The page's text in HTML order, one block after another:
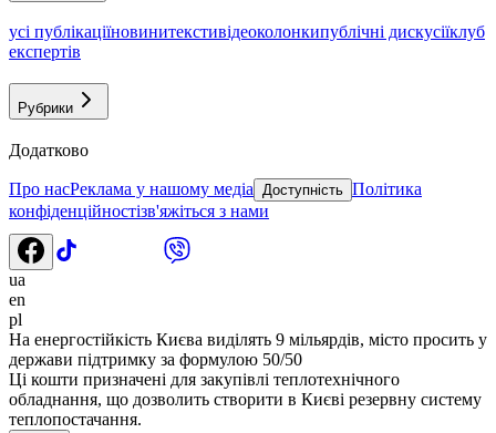
усі публікаціїновинитекстивідеоколонкипублічні дискусіїклуб
експертів
Рубрики
Додатково
Про насРеклама у нашому медіа Доступність Політика
конфіденційностізв'яжіться з нами
ua
en
pl
На енергостійкість Києва виділять 9 мільярдів, місто просить у
держави підтримку за формулою 50/50
Ці кошти призначені для закупівлі теплотехнічного
обладнання, що дозволить створити в Києві резервну систему
теплопостачання.